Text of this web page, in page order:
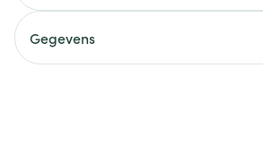
Gegevens